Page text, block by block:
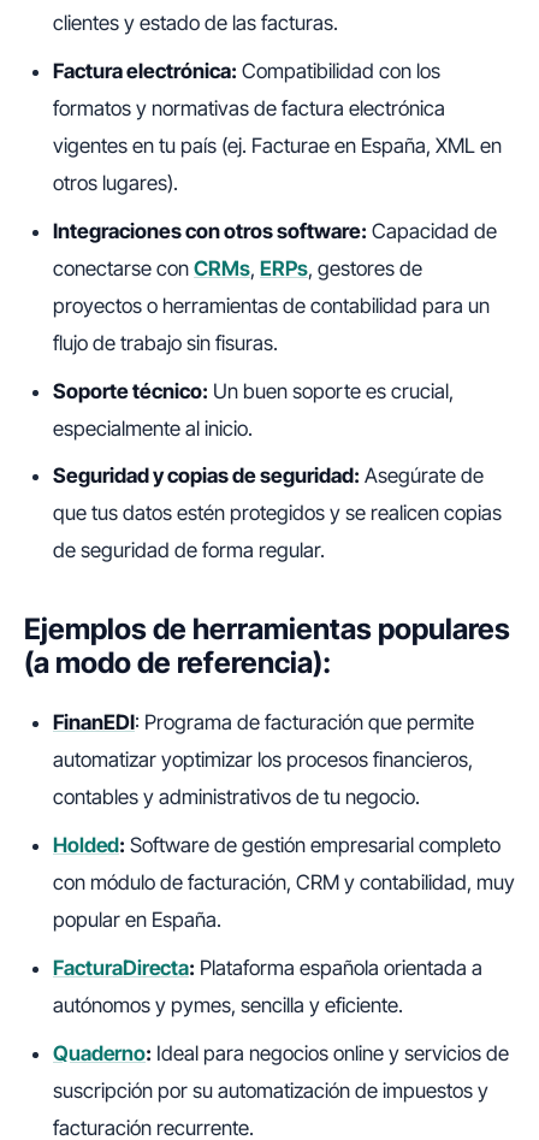
clientes y estado de las facturas.
Factura electrónica: Compatibilidad con los
formatos y normativas de factura electrónica
vigentes en tu país (ej. Facturae en España, XML en
otros lugares).
Integraciones con otros software: Capacidad de
conectarse con CRMs, ERPs, gestores de
proyectos o herramientas de contabilidad para un
flujo de trabajo sin fisuras.
Soporte técnico: Un buen soporte es crucial,
especialmente al inicio.
Seguridad y copias de seguridad: Asegúrate de
que tus datos estén protegidos y se realicen copias
de seguridad de forma regular.
Ejemplos de herramientas populares
(a modo de referencia):
FinanEDI: Programa de facturación que permite
automatizar yoptimizar los procesos financieros,
contables y administrativos de tu negocio.
Holded: Software de gestión empresarial completo
con módulo de facturación, CRM y contabilidad, muy
popular en España.
FacturaDirecta: Plataforma española orientada a
autónomos y pymes, sencilla y eficiente.
Quaderno: Ideal para negocios online y servicios de
suscripción por su automatización de impuestos y
facturación recurrente.